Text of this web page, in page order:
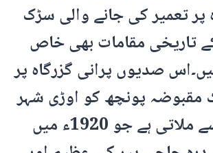
پر تعمیر کی جانے والی سڑک
تاریخی مقامات بھی خاص
صدیوں پرانی گزرگاہ پر
مقبوضہ پونچھ کو اوڑی شہر
اور سری نگر سے ملاتی ہے جو 1920ء میں